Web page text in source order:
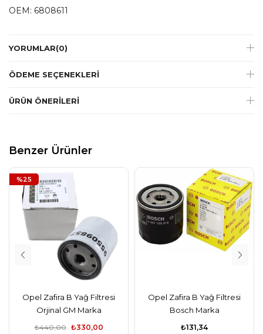
OEM: 6808611
YORUMLAR(0)
ÖDEME SEÇENEKLERI
ÜRÜN ÖNERILERI
Benzer Ürünler
Opel Zafira B Yağ Filtresi
Orjinal GM Marka
₺330,00
₺440,00
%25
Opel Zafira B Yağ Filtresi
Bosch Marka
₺131,34